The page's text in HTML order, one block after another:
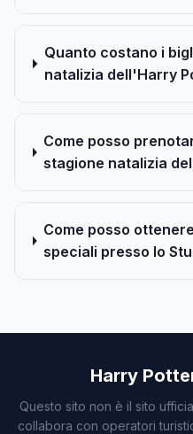
Quanto costano i
natalizia dell'Harry
Come posso
stagione natalizia
Come posso
speciali presso lo
Harry
Questo sito non è il sito
collabora con operatori